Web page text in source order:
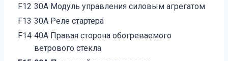
F12 30А Модуль управления силовым агрегатом
F13 30А Реле стартера
F14 40А Правая сторона обогреваемого
ветрового стекла